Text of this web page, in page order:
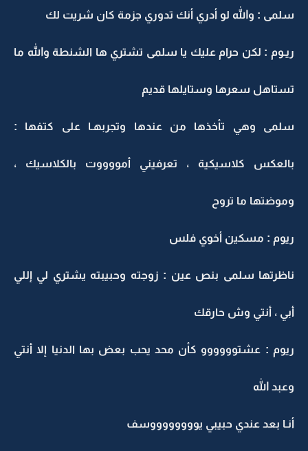
سلمى : والله لو أدري أنك تدوري جزمة كان شريت لك
ريـوم : لكن حرام عليك يا سلمى تشتري ها الشنطة والله ما
تستاهل سعرها وستايلها قديم
سلمى وهي تأخذها من عندها وتجربهـا على كتفها :
بالعكس كلاسيكية ، تعرفيني أمووووت بالكلاسيك ،
وموضتها ما تروح
ريوم : مسكين أخوي فلس
ناظرتها سلمى بنص عين : زوجته وحبيبته يشتري لي إللي
أبي ، أنتي وش حارقك
ريوم : عشتوووووو كأن محد يحب بعض بها الدنيا إلا أنتي
وعبد الله
أنـا بعد عندي حبيبي يووووووووسف